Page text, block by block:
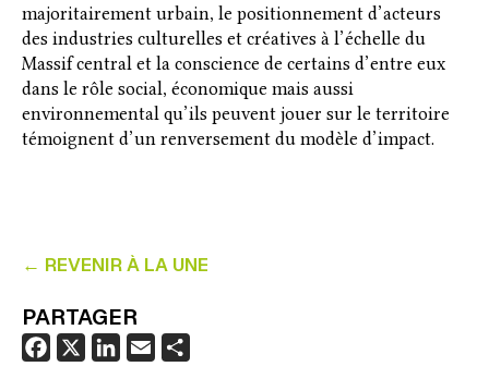
← REVENIR À LA UNE
PARTAGER
X
majoritairement urbain, le positionnement d’acteurs
des industries culturelles et créatives à l’échelle du
Massif central et la conscience de certains d’entre eux
dans le rôle social, économique mais aussi
environnemental qu’ils peuvent jouer sur le territoire
témoignent d’un renversement du modèle d’impact.